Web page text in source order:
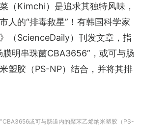
（Kimchi）是追求其独特风味，
人的“排毒救星”！有韩国科学家
（ScienceDaily）刊发文章，指
膜明串珠菌CBA3656”，或可与肠
塑胶（PS-NP）结合，并将其排
或可与肠道内的聚苯乙烯纳米塑胶（PS-